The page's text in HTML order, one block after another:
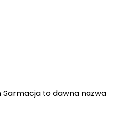
Sarmacja to dawna nazwa